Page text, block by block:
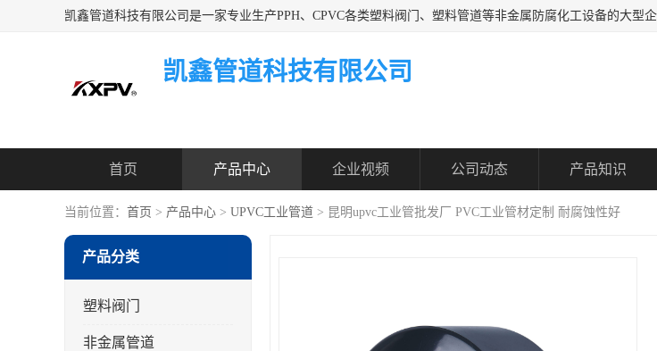
凯鑫管道科技有限公司
首页 产品中心 企业视频 公司动态 产品知识
当前位置： 首页 > 产品中心 > UPVC工业管道 > 昆明upvc工业管批发厂 PVC工业管材定制 耐腐蚀性好
产品分类
塑料阀门
非金属管道